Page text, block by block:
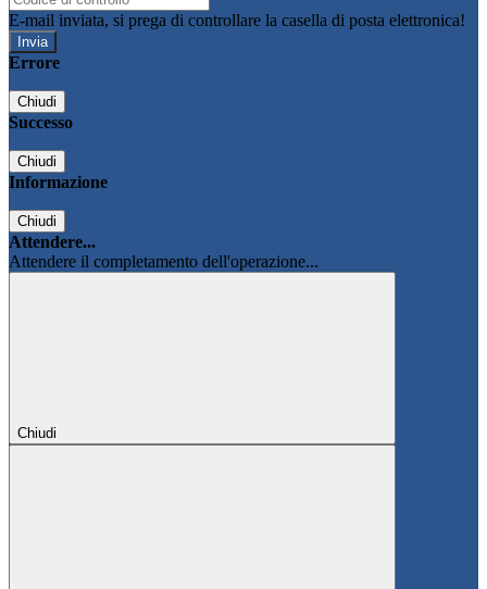
E-mail inviata, si prega di controllare la casella di posta elettronica!
Errore
Chiudi
Successo
Chiudi
Informazione
Chiudi
Attendere...
Attendere il completamento dell'operazione...
Chiudi